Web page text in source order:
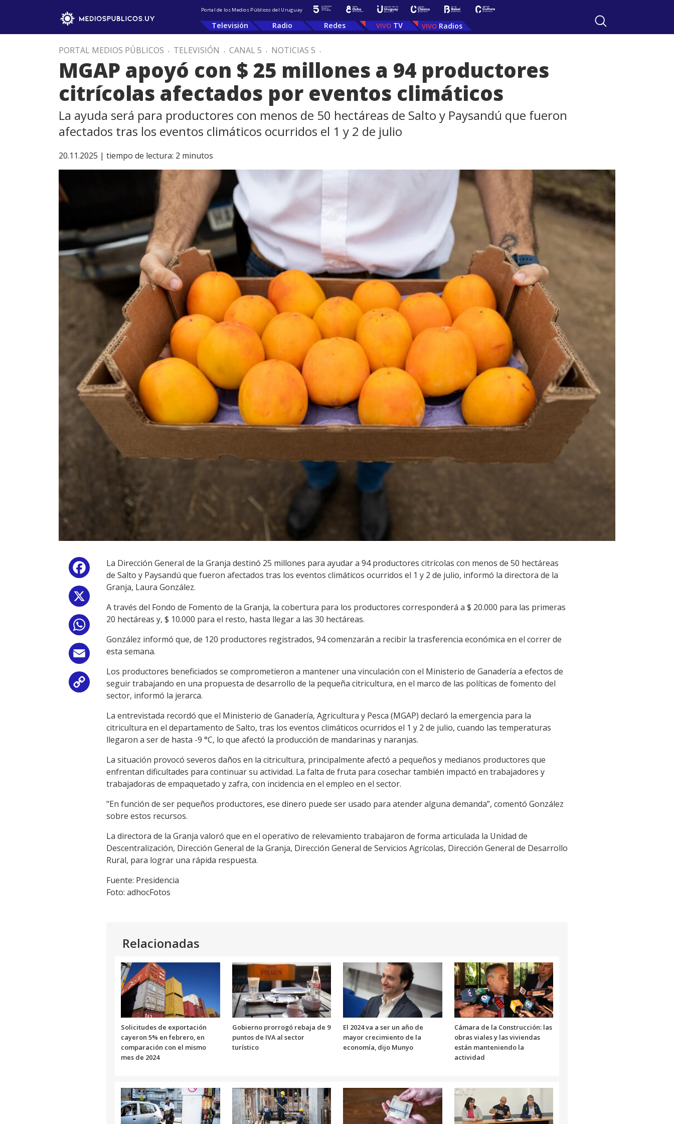
Portal de los Medios Públicos del Uruguay
Televisión Radio Redes TV Radios
PORTAL MEDIOS PÚBLICOS . TELEVISIÓN . CANAL 5 . NOTICIAS 5 .
MGAP apoyó con $ 25 millones a 94 productores
citrícolas afectados por eventos climáticos
La ayuda será para productores con menos de 50 hectáreas de Salto y Paysandú que fueron
afectados tras los eventos climáticos ocurridos el 1 y 2 de julio
20.11.2025 | tiempo de lectura: 2 minutos
Facebook
Email
Copy
La Dirección General de la Granja destinó 25 millones para ayudar a 94 productores citrícolas con menos de 50 hectáreas
de Salto y Paysandú que fueron afectados tras los eventos climáticos ocurridos el 1 y 2 de julio, informó la directora de la
Granja, Laura González.
A través del Fondo de Fomento de la Granja, la cobertura para los productores corresponderá a $ 20.000 para las primeras
20 hectáreas y, $ 10.000 para el resto, hasta llegar a las 30 hectáreas.
González informó que, de 120 productores registrados, 94 comenzarán a recibir la trasferencia económica en el correr de
esta semana.
Los productores beneficiados se comprometieron a mantener una vinculación con el Ministerio de Ganadería a efectos de
seguir trabajando en una propuesta de desarrollo de la pequeña citricultura, en el marco de las políticas de fomento del
sector, informó la jerarca.
La entrevistada recordó que el Ministerio de Ganadería, Agricultura y Pesca (MGAP) declaró la emergencia para la
citricultura en el departamento de Salto, tras los eventos climáticos ocurridos el 1 y 2 de julio, cuando las temperaturas
llegaron a ser de hasta -9 °C, lo que afectó la producción de mandarinas y naranjas.
La situación provocó severos daños en la citricultura, principalmente afectó a pequeños y medianos productores que
enfrentan dificultades para continuar su actividad. La falta de fruta para cosechar también impactó en trabajadores y
trabajadoras de empaquetado y zafra, con incidencia en el empleo en el sector.
"En función de ser pequeños productores, ese dinero puede ser usado para atender alguna demanda”, comentó González
sobre estos recursos.
La directora de la Granja valoró que en el operativo de relevamiento trabajaron de forma articulada la Unidad de
Descentralización, Dirección General de la Granja, Dirección General de Servicios Agrícolas, Dirección General de Desarrollo
Rural, para lograr una rápida respuesta.
Fuente: Presidencia
Foto: adhocFotos
Relacionadas
Solicitudes de exportación
cayeron 5% en febrero, en
comparación con el mismo
mes de 2024
Gobierno prorrogó rebaja de 9
puntos de IVA al sector
turístico
El 2024 va a ser un año de
mayor crecimiento de la
economía, dijo Munyo
Cámara de la Construcción: las
obras viales y las viviendas
están manteniendo la
actividad